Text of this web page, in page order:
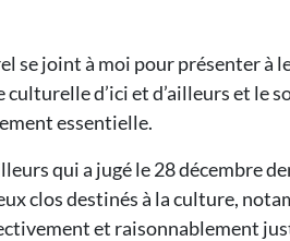
se joint à moi pour présenter
culturelle d’ici et d’ailleurs et
essentielle.
qui a jugé le 28
clos destinés à la culture,
et raisonnablement